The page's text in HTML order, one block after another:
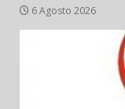
6 Agosto 2026